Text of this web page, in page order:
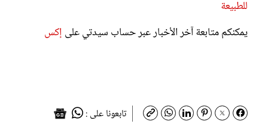
للطبيعة
يمكنكم متابعة آخر الأخبار عبر حساب سيدتي على إكس
تابعونا على :